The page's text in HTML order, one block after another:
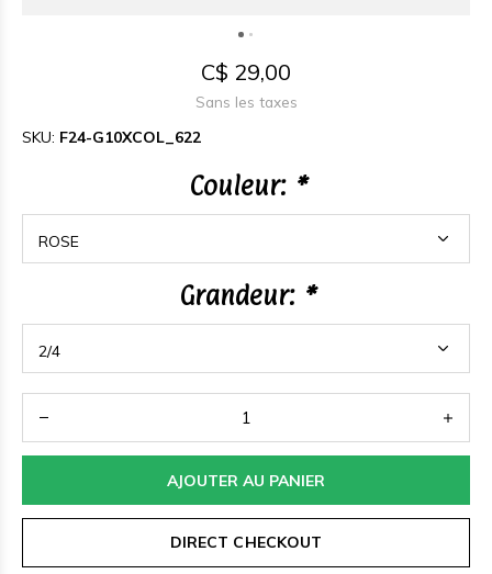
C$ 29,00
Sans les taxes
SKU: F24-G10XCOL_622
Couleur: *
Grandeur: *
AJOUTER AU PANIER
DIRECT CHECKOUT